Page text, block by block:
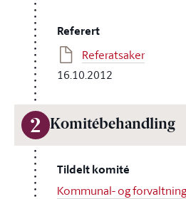
Referert
Referatsaker
16.10.2012
2 Komitébehandling
Tildelt komité
Kommunal- og